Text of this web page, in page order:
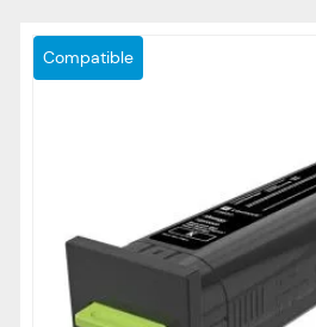
Compatible